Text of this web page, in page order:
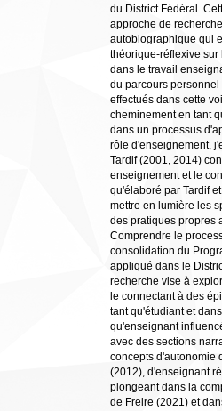
du District Fédéral.
approche de
autobiographique qui
théorique-réflexive sur
dans le travail
du parcours
effectués dans cette
cheminement en tant
dans un processus
rôle d'enseignement,
Tardif (2001, 2014)
enseignement et le
qu'élaboré par Tardif
mettre en lumière les
des pratiques propres
Comprendre le
consolidation du
appliqué dans le
recherche vise à
le connectant à des
tant qu'étudiant et
qu'enseignant
avec des sections
concepts d'autonomie
(2012), d'enseignant
plongeant dans la
de Freire (2021) et